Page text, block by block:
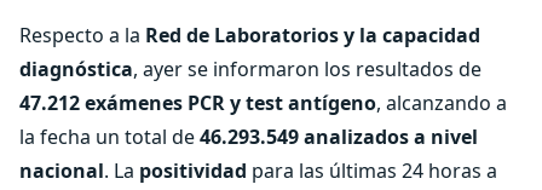
Respecto a la Red de Laboratorios y la capacidad
diagnóstica, ayer se informaron los resultados de
47.212 exámenes PCR y test antígeno, alcanzando a
la fecha un total de46.293.549 analizados a nivel
nacional. La positividad para las últimas 24 horas a